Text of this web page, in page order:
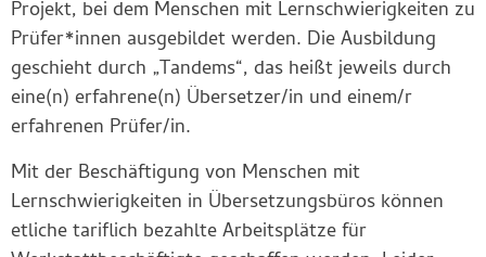
Projekt, bei dem Menschen mit Lernschwierigkeiten zu
Prüfer*innen ausgebildet werden. Die Ausbildung
geschieht durch „Tandems“, das heißt jeweils durch
eine(n) erfahrene(n) Übersetzer/in und einem/r
erfahrenen Prüfer/in.
Mit der Beschäftigung von Menschen mit
Lernschwierigkeiten in Übersetzungsbüros können
etliche tariflich bezahlte Arbeitsplätze für